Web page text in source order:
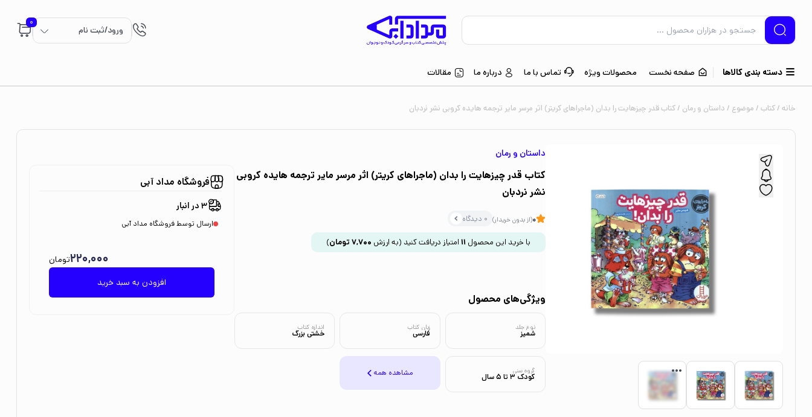
ورود/ثبت نام
0
دسته بندی کالاها صفحه نخست محصولات ویژه تماس با ما درباره ما مقالات
خانه/کتاب/ موضوع / داستان و رمان / کتاب قدر چیزهایت را بدان (ماجراهای کریتر) اثر مرسر مایر ترجمه هایده کروبی نشر نردبان
داستان و رمان
کتاب قدر چیزهایت را بدان (ماجراهای کریتر) اثر مرسر مایر ترجمه هایده کروبی
نشر نردبان
0(از بدون خریدار) 0 دیدگاه
با خرید این محصول11 امتیاز دریافت کنید (به ارزش 7,700 تومان)
ویژگی‌های محصول
نوع جلد
شمیز
زبان کتاب
فارسی
اندازه کتاب
خشتی بزرگ
گروه سنی
کودک 3 تا 5 سال مشاهده همه
فروشگاه مداد آبی
3 در انبار
ارسال توسط فروشگاه مداد آبی
افزودن به سبد خرید
220,000تومان